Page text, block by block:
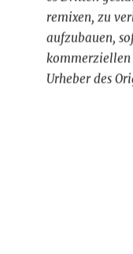
remixen, zu
aufzubauen,
kommerziellen
Urheber des